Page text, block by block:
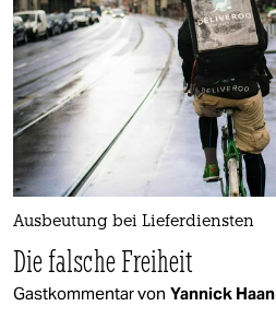
Ausbeutung bei Lieferdiensten
Die falsche Freiheit
Gastkommentar von Yannick Haan